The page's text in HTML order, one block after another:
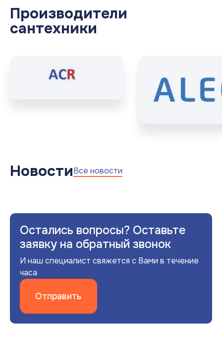
Производители
сантехники
НовостиВсе новости
Остались вопросы? Оставьте
заявку на обратный звонок
И наш специалист свяжется с Вами в течение
часа
Отправить